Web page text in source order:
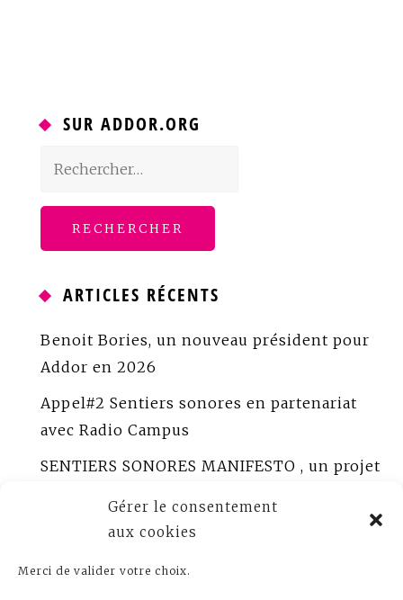
Gérer le consentement
aux cookies
Merci de valider votre choix.
SUR ADDOR.ORG
Rechercher :
ARTICLES RÉCENTS
Benoit Bories, un nouveau président pour
Addor en 2026
Appel#2 Sentiers sonores en partenariat
avec Radio Campus
SENTIERS SONORES MANIFESTO , un projet
ADDOR peaufine Sentiers sonores
Appel à créations sonores documentaires